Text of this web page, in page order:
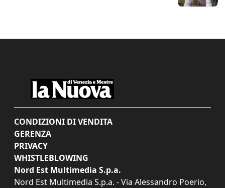
CONDIZIONI DI VENDITA
GERENZA
PRIVACY
WHISTLEBLOWING
Nord Est Multimedia S.p.a.
Nord Est Multimedia S.p.a. - Via Alessandro Poerio,